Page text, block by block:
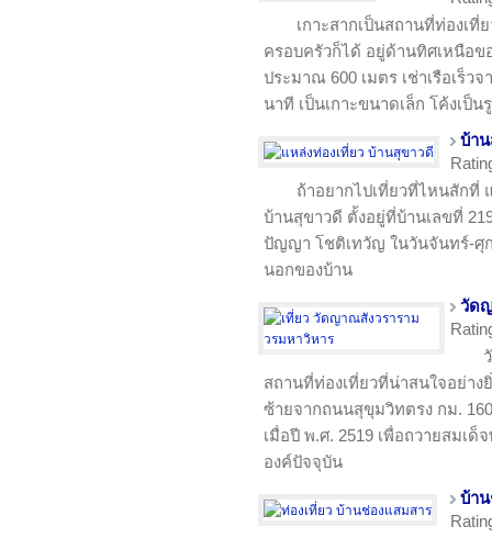
เกาะสากเป็นสถานที่ท่องเ
ครอบครัวก็ได้ อยู่ด้านทิศเหนือข
ประมาณ 600 เมตร เช่าเรือเร็ว
นาที เป็นเกาะขนาดเล็ก โค้งเป็น
บ้า
ถ้าอยากไปเที่ยวที่ไหนสักที่
บ้านสุขาวดี ตั้งอยู่ที่บ้านเลขที่
ปัญญา โชติเทวัญ ในวันจันทร์-ศุ
นอกของบ้าน
วัด
สถานที่ท่องเที่ยวที่น่าสนใจอย่าง
ซ้ายจากถนนสุขุมวิทตรง กม.
เมื่อปี พ.ศ. 2519 เพื่อถวายสมเ
องค์ปัจจุบัน
บ้า